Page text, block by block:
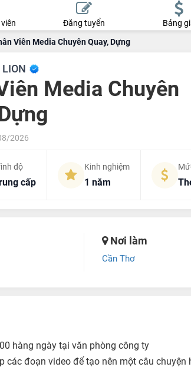
Đăng tuyển Bảng
Viên Media Chuyên Quay, Dựng
Media Chuyên
2026
độ
cấp
Kinh nghiệm
1 năm
Nơi làm
Cần Thơ
hàng ngày tại văn phòng công ty
các đoạn video để tạo nên một câu